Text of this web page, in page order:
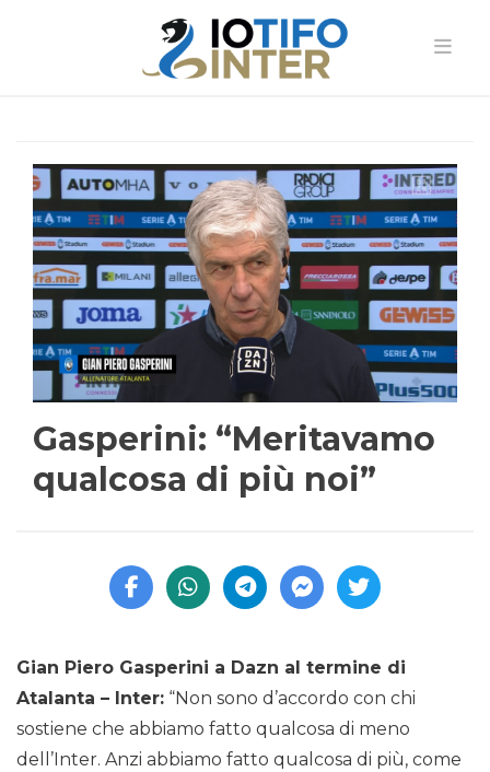
Gasperini: “Meritavamo
qualcosa di più noi”
Gian Piero Gasperini a Dazn al termine di
Atalanta – Inter: “Non sono d’accordo con chi
sostiene che abbiamo fatto qualcosa di meno
dell’Inter. Anzi abbiamo fatto qualcosa di più, come